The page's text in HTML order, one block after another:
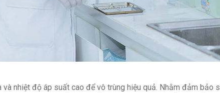
nhiệt độ áp suất cao để vô trùng hiệu quả. Nhằm đảm bảo